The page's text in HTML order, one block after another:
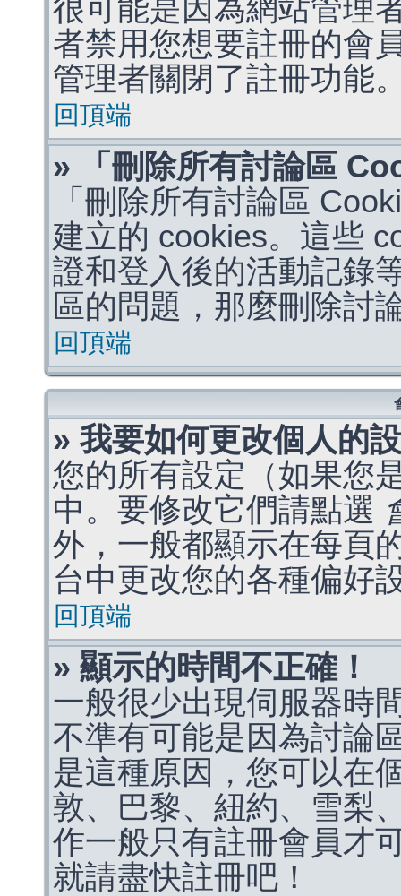
很可能是因為網站管理
者禁用您想要註冊的會
管理者關閉了註冊功能
回頂端
» 「刪除所有討論區
「刪除所有討論區
建立的 cookies。這些
證和登入後的活動記錄
區的問題，那麼刪除討
回頂端
» 我要如何更改個人的
您的所有設定（如果您
中。要修改它們請點選
外，一般都顯示在每頁
台中更改您的各種偏好
回頂端
» 顯示的時間不正確！
一般很少出現伺服器時
不準有可能是因為討論
是這種原因，您可以在
敦、巴黎、紐約、雪梨
作一般只有註冊會員才
就請盡快註冊吧！